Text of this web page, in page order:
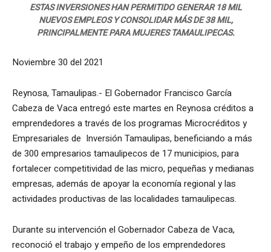
ESTAS INVERSIONES HAN PERMITIDO GENERAR 18 MIL
NUEVOS EMPLEOS Y CONSOLIDAR MÁS DE 38 MIL,
PRINCIPALMENTE PARA MUJERES TAMAULIPECAS.
Noviembre 30 del 2021
Reynosa, Tamaulipas.- El Gobernador Francisco García
Cabeza de Vaca entregó este martes en Reynosa créditos a
emprendedores a través de los programas Microcréditos y
Empresariales de Inversión Tamaulipas, beneficiando a más
de 300 empresarios tamaulipecos de 17 municipios, para
fortalecer competitividad de las micro, pequeñas y medianas
empresas, además de apoyar la economía regional y las
actividades productivas de las localidades tamaulipecas.
Durante su intervención el Gobernador Cabeza de Vaca,
reconoció el trabajo y empeño de los emprendedores